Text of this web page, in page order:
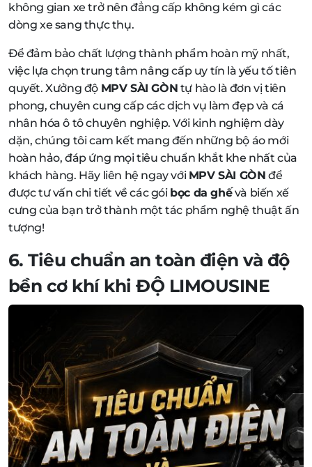
không gian xe trở nên đẳng cấp không kém gì các
dòng xe sang thực thụ.
Để đảm bảo chất lượng thành phẩm hoàn mỹ nhất,
việc lựa chọn trung tâm nâng cấp uy tín là yếu tố tiên
quyết. Xưởng độ MPV SÀI GÒN tự hào là đơn vị tiên
phong, chuyên cung cấp các dịch vụ làm đẹp và cá
nhân hóa ô tô chuyên nghiệp. Với kinh nghiệm dày
dặn, chúng tôi cam kết mang đến những bộ áo mới
hoàn hảo, đáp ứng mọi tiêu chuẩn khắt khe nhất của
khách hàng. Hãy liên hệ ngay với MPV SÀI GÒN để
được tư vấn chi tiết về các gói bọc da ghếvà biến xế
cưng của bạn trở thành một tác phẩm nghệ thuật ấn
tượng!
6. Tiêu chuẩn an toàn điện và độ
bền cơ khí khiĐỘ LIMOUSINE